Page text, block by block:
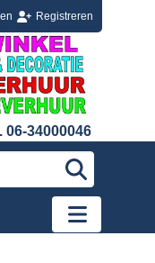
Registreren
06-34000046
"Zoeken
"Toggle